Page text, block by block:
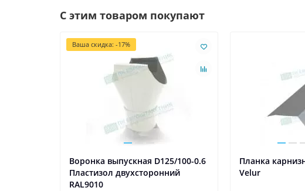
С этим товаром покупают
Ваша скидка: -17%
Воронка выпускная D125/100-0.6
Пластизол двухсторонний
RAL9010
Планка
Velur